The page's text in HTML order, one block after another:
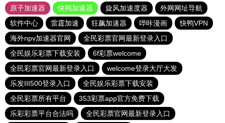
原子加速器
快鸭加速器 旋风加速度器
外网网址导航
软件中心
雷霆加速 狂飙加速器 哔咔漫画
快鸭VPN
海外npv加速器官网
全民彩票官网最新登录入口
全民娱乐彩票下载安装
6f彩票welcome
全民彩票官网最新登录入口
welcome登录大厅大发
乐发III500登录入口
全民娱乐彩票下载安装
全民彩票所有平台
353彩票app官方免费下载
乐彩彩票平台合法吗
全民彩票官网最新登录入口